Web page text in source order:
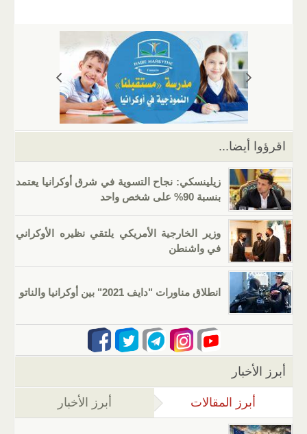
k
er
e
dI
n
g
er
gr
a
m
s
A
p
p
اقرؤوا أيضا...
زيلينسكي: نجاح التسوية في شرق أوكرانيا يعتمد
بنسبة 90% على شخص واحد
وزير الخارجية الأمريكي يلتقي نظيره الأوكراني
في واشنطن
انطلاق مناورات "دايف 2021" بين أوكرانيا والناتو
أبرز الأخبار
أبرز المقالات (علامة التبويب النشطة)
أبرز الأخبار